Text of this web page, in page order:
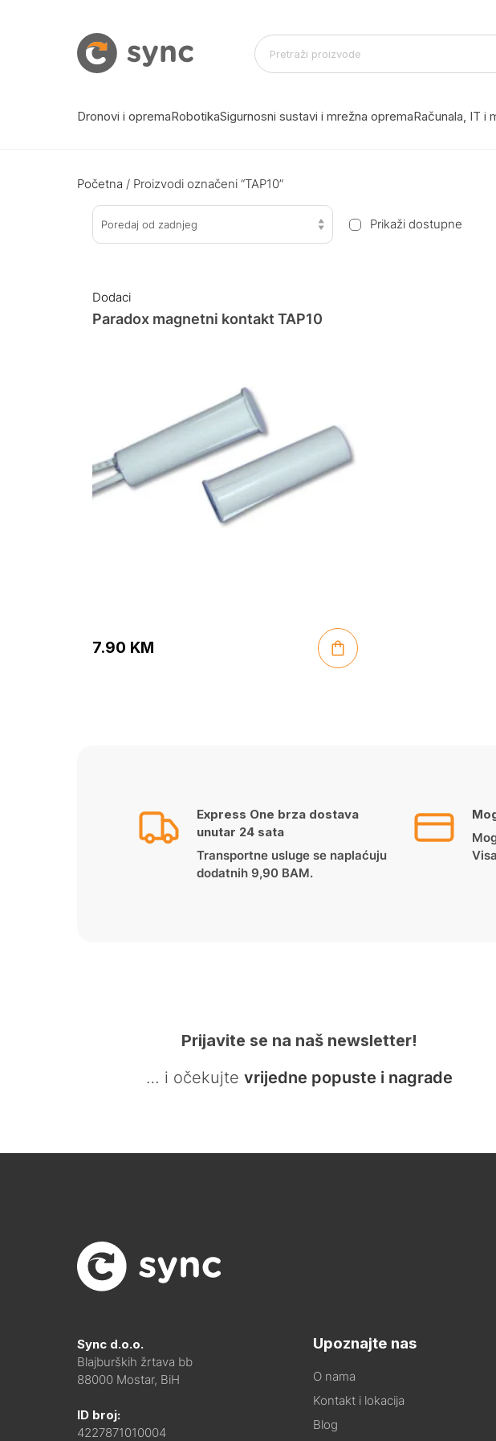
Dronovi i opremaRobotikaSigurnosni sustavi i mrežna opremaRačunala, IT i
Početna / Proizvodi označeni “TAP10”
Poredaj od zadnjeg Prikaži dostupne
Dodaci
Paradox magnetni kontakt TAP10
7.90 KM
Express One brza dostava
unutar 24 sata
Transportne usluge se naplaćuju
dodatnih 9,90 BAM.
Prijavite se na naš newsletter!
… i očekujte vrijedne popuste i nagrade
Sync d.o.o.
Blajburških žrtava bb
88000 Mostar, BiH
ID broj:
4227871010004
Upoznajte nas
O nama
Kontakt i lokacija
Blog